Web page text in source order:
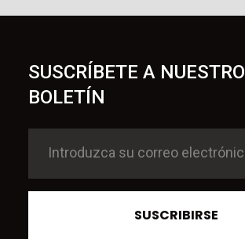
SUSCRÍBETE A NUESTRO
BOLETÍN
SUSCRIBIRSE